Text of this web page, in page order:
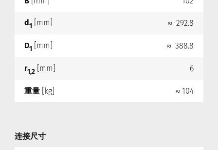
d1 [mm] ≈ 292.8
D1 [mm] ≈ 388.8
r1,2 [mm] 6
重量 [kg] ≈ 104
连接尺寸